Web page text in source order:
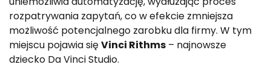
rozpatrywania zapytań, co w efekcie zmniejsza
możliwość potencjalnego zarobku dla firmy. W tym
miejscu pojawia sięVinci Rithms – najnowsze
dziecko Da Vinci Studio.